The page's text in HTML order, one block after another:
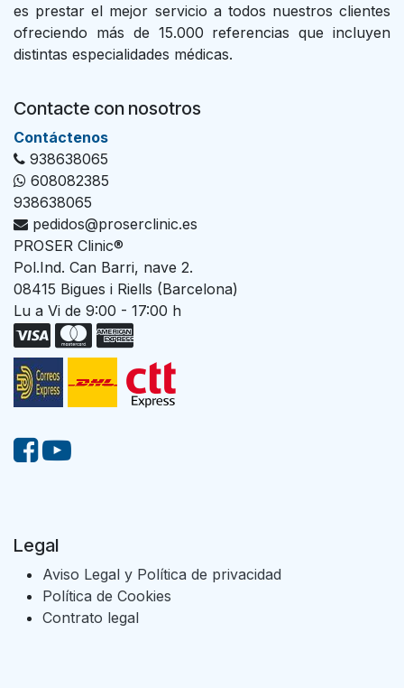
es prestar el mejor servicio a todos nuestros clientes
ofreciendo más de 15.000 referencias que incluyen
distintas especialidades médicas.
Contacte con nosotros
Con​tác​tenos
938638065
608082385
938638065
pedidos@proserclinic.es
PROSER Clinic®
Pol.Ind. Can Barri, nave 2.
08415 Bigues i Riells (Barcelona)
Lu a Vi de 9:00 - 17:00 h
Legal
Aviso Legal y Política de privacidad
Política de Cookies
Contrato legal